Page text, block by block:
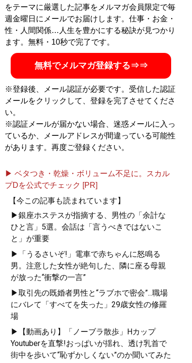
をテーマに厳選した記事をメルマガ会員限定で毎
週金曜日にメールでお届けします。仕事・お金・
性・人間関係…人生を豊かにする秘訣が見つかり
ます。無料・10秒で完了です。
無料でメルマガ登録する⇒⇒
※登録後、メール認証が必要です。受信した認証
メールをクリックして、登録を完了させてくださ
い。
※認証メールが届かない場合、迷惑メールに入っ
ているか、メールアドレスが間違っている可能性
があります。再度ご登録ください。
▶ ベタつき・乾燥・ボリューム不足に。スカル
プDを公式でチェック [PR]
【今この記事も読まれています】
▶銀座ホステスが指摘する、男性の「余計な
ひと言」5選。会話は「言うべきではないこ
と」が重要
▶「うるさいぞ!」電車で赤ちゃんに怒鳴る
男。注意した女性が絶句した、隣に座る母親
が放った“衝撃の一言”
▶取引先の既婚者男性と“ラブホで密会”...職場
にバレて「すべてを失った」29歳女性の修羅
場
▶【動画あり】「ノーブラ散歩」Hカップ
Youtuberを直撃!おっぱいが揺れ、透け乳首で
街中を歩いて“恥ずかしくない”のか聞いてみた